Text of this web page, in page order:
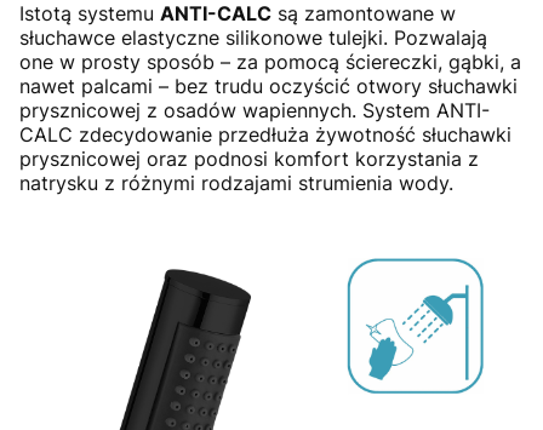
Istotą systemu ANTI-CALC są zamontowane w
słuchawce elastyczne silikonowe tulejki. Pozwalają
one w prosty sposób – za pomocą ściereczki, gąbki, a
nawet palcami – bez trudu oczyścić otwory słuchawki
prysznicowej z osadów wapiennych. System ANTI-
CALC zdecydowanie przedłuża żywotność słuchawki
prysznicowej oraz podnosi komfort korzystania z
natrysku z różnymi rodzajami strumienia wody.